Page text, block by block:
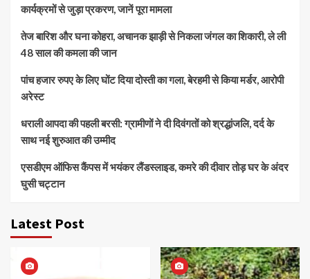
कार्यक्रमों से जुड़ा प्रकरण, जानें पूरा मामला
तेज बारिश और घना कोहरा, अचानक झाड़ी से निकला जंगल का शिकारी, ले ली
48 साल की कमला की जान
पांच हजार रुपए के लिए घोंट दिया दोस्ती का गला, बेरहमी से किया मर्डर, आरोपी
अरेस्ट
धराली आपदा की पहली बरसी: ग्रामीणों ने दी दिवंगतों को श्रद्धांजलि, दर्द के
साथ नई शुरुआत की उम्मीद
एसडीएम ऑफिस कैंपस में भयंकर लैंडस्लाइड, कमरे की दीवार तोड़ घर के अंदर
घुसी चट्टान
Latest Post